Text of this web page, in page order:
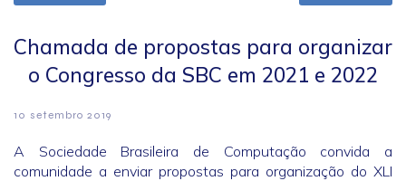
Chamada de propostas para organizar
o Congresso da SBC em 2021 e 2022
10 setembro 2019
A Sociedade Brasileira de Computação convida a
comunidade a enviar propostas para organização do XLI